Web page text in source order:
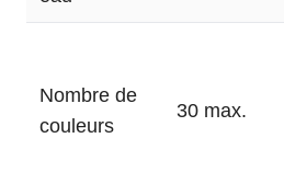
Nombre de
couleurs
30 max.